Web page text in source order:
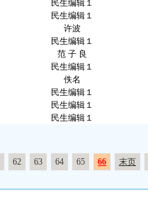
民生编辑１
民生编辑１
许波
民生编辑１
范 子 良
民生编辑１
佚名
民生编辑１
民生编辑１
民生编辑１
62 63 64 65 66 末页